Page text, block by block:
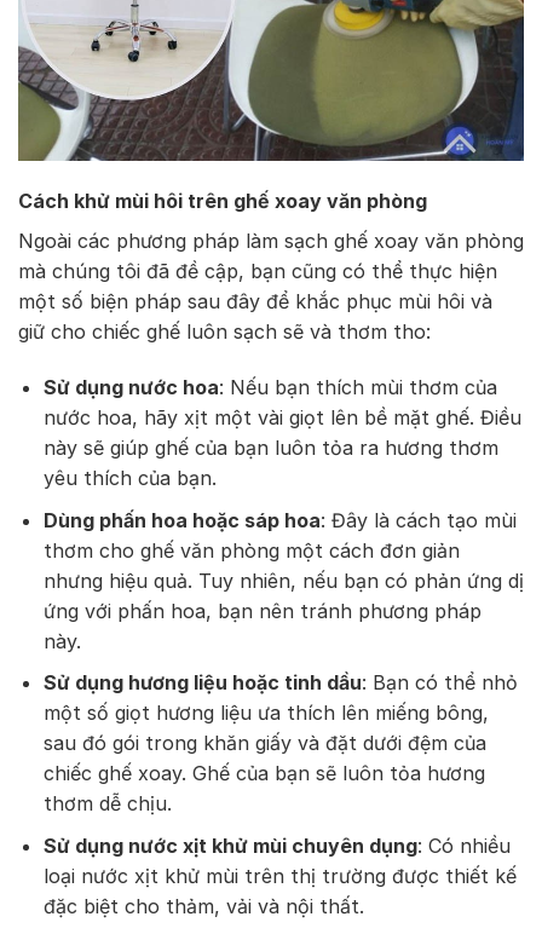
Cách khử mùi hôi trên ghế xoay văn phòng
Ngoài các phương pháp làm sạch ghế xoay văn phòng
mà chúng tôi đã đề cập, bạn cũng có thể thực hiện
một số biện pháp sau đây để khắc phục mùi hôi và
giữ cho chiếc ghế luôn sạch sẽ và thơm tho:
Sử dụng nước hoa: Nếu bạn thích mùi thơm của
nước hoa, hãy xịt một vài giọt lên bề mặt ghế. Điều
này sẽ giúp ghế của bạn luôn tỏa ra hương thơm
yêu thích của bạn.
Dùng phấn hoa hoặc sáp hoa: Đây là cách tạo mùi
thơm cho ghế văn phòng một cách đơn giản
nhưng hiệu quả. Tuy nhiên, nếu bạn có phản ứng dị
ứng với phấn hoa, bạn nên tránh phương pháp
này.
Sử dụng hương liệu hoặc tinh dầu: Bạn có thể nhỏ
một số giọt hương liệu ưa thích lên miếng bông,
sau đó gói trong khăn giấy và đặt dưới đệm của
chiếc ghế xoay. Ghế của bạn sẽ luôn tỏa hương
thơm dễ chịu.
Sử dụng nước xịt khử mùi chuyên dụng: Có nhiều
loại nước xịt khử mùi trên thị trường được thiết kế
đặc biệt cho thảm, vải và nội thất.